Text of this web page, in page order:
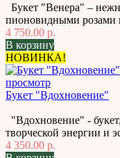
Букет "Венера" –
пионовидными розами
4 750.00 р.
В корзину
НОВИНКА!
просмотр
Букет "Вдохновение"
"Вдохновение" -
творческой энергии и
4 350.00 р.